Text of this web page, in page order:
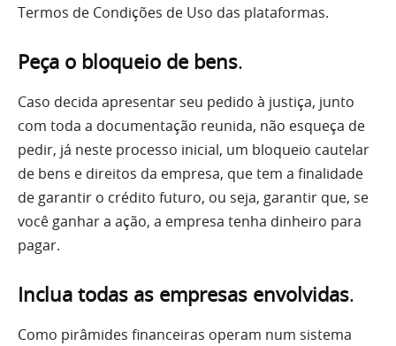
Termos de Condições de Uso das plataformas.
Peça o bloqueio de bens.
Caso decida apresentar seu pedido à justiça, junto
com toda a documentação reunida, não esqueça de
pedir, já neste processo inicial, um bloqueio cautelar
de bens e direitos da empresa, que tem a finalidade
de garantir o crédito futuro, ou seja, garantir que, se
você ganhar a ação, a empresa tenha dinheiro para
pagar.
Inclua todas as empresas envolvidas.
Como pirâmides financeiras operam num sistema